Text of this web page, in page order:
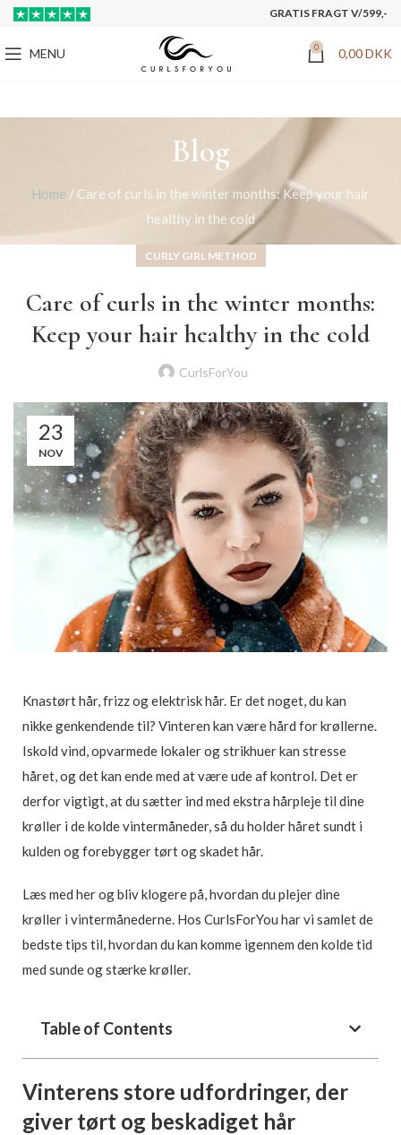
GRATIS FRAGT V/599,-
MENU 0 0,00DKK
Blog
Home / Care of curls in the winter months: Keep your hair
healthy in the cold
CURLY GIRL METHOD
Care of curls in the winter months:
Keep your hair healthy in the cold
CurlsForYou
23
NOV
Knastørt hår, frizz og elektrisk hår. Er det noget, du kan
nikke genkendende til? Vinteren kan være hård for krøllerne.
Iskold vind, opvarmede lokaler og strikhuer kan stresse
håret, og det kan ende med at være ude af kontrol. Det er
derfor vigtigt, at du sætter ind med ekstra hårpleje til dine
krøller i de kolde vintermåneder, så du holder håret sundt i
kulden og forebygger tørt og skadet hår.
Læs med her og bliv klogere på, hvordan du plejer dine
krøller i vintermånederne. Hos CurlsForYou har vi samlet de
bedste tips til, hvordan du kan komme igennem den kolde tid
med sunde og stærke krøller.
Table of Contents
Vinterens store udfordringer, der
giver tørt og beskadiget hår